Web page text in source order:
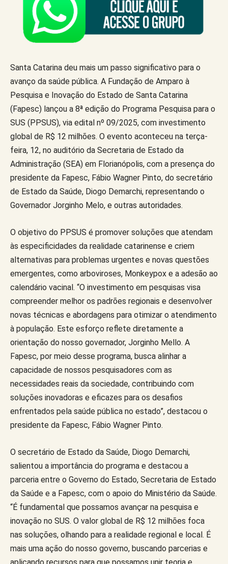
Santa Catarina deu mais um passo significativo para o
avanço da saúde pública. A Fundação de Amparo à
Pesquisa e Inovação do Estado de Santa Catarina
(Fapesc) lançou a 8ª edição do Programa Pesquisa para o
SUS (PPSUS), via edital nº 09/2025, com investimento
global de R$ 12 milhões. O evento aconteceu na terça-
feira, 12, no auditório da Secretaria de Estado da
Administração (SEA) em Florianópolis, com a presença do
presidente da Fapesc, Fábio Wagner Pinto, do secretário
de Estado da Saúde, Diogo Demarchi, representando o
Governador Jorginho Melo, e outras autoridades.
O objetivo do PPSUS é promover soluções que atendam
às especificidades da realidade catarinense e criem
alternativas para problemas urgentes e novas questões
emergentes, como arboviroses, Monkeypox e a adesão ao
calendário vacinal. “O investimento em pesquisas visa
compreender melhor os padrões regionais e desenvolver
novas técnicas e abordagens para otimizar o atendimento
à população. Este esforço reflete diretamente a
orientação do nosso governador, Jorginho Mello. A
Fapesc, por meio desse programa, busca alinhar a
capacidade de nossos pesquisadores com as
necessidades reais da sociedade, contribuindo com
soluções inovadoras e eficazes para os desafios
enfrentados pela saúde pública no estado”, destacou o
presidente da Fapesc, Fábio Wagner Pinto.
O secretário de Estado da Saúde, Diogo Demarchi,
salientou a importância do programa e destacou a
parceria entre o Governo do Estado, Secretaria de Estado
da Saúde e a Fapesc, com o apoio do Ministério da Saúde.
“É fundamental que possamos avançar na pesquisa e
inovação no SUS. O valor global de R$ 12 milhões foca
nas soluções, olhando para a realidade regional e local. É
mais uma ação do nosso governo, buscando parcerias e
aplicando recursos para que possamos unir teoria e